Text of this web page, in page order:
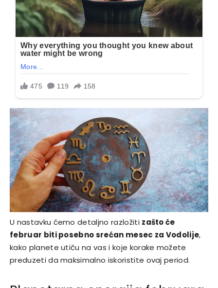
U nastavku ćemo detaljno razložiti zašto će
februar biti posebno srećan mesec za Vodolije,
kako planete utiču na vas i koje korake možete
preduzeti da maksimalno iskoristite ovaj period.